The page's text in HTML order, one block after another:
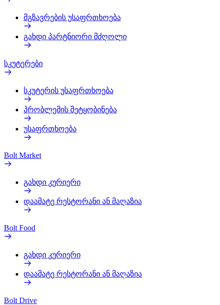
მგზავრების უსაფრთხოება
გახდი პარტნიორი მძღოლი
სკუტერები
სკუტერის უსაფრთხოება
პრობლემის შეტყობინება
უსაფრთხოება
Bolt Market
გახდი კურიერი
დაამატე რესტორანი ან მაღაზია
Bolt Food
გახდი კურიერი
დაამატე რესტორანი ან მაღაზია
Bolt Drive